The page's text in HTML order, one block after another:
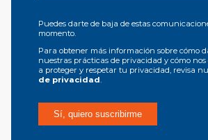
Puedes darte de baja de estas
momento.
Para obtener más información sobre cómo
nuestras prácticas de privacidad y cómo
a proteger y respetar tu privacidad, revisa
de privacidad.